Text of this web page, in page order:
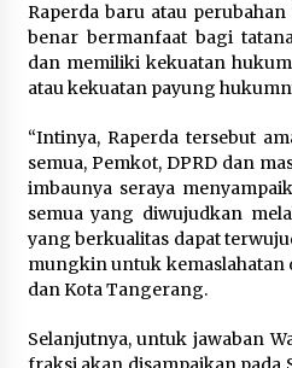
9 Kopi
untuk
8 Agustus
Raperda baru atau
benar bermanfaat bagi
dan memiliki kekuatan
atau kekuatan payung
“Intinya, Raperda tersebut
semua, Pemkot, DPRD dan
imbaunya seraya
semua yang diwujudkan
yang berkualitas dapat
mungkin untuk kemaslahatan
dan Kota Tangerang.
Selanjutnya, untuk jawaban